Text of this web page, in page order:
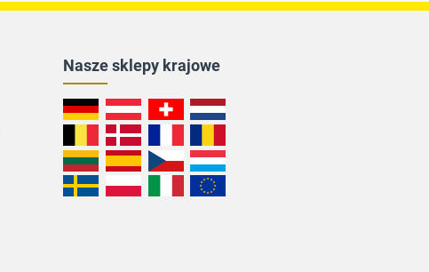
Nasze sklepy krajowe